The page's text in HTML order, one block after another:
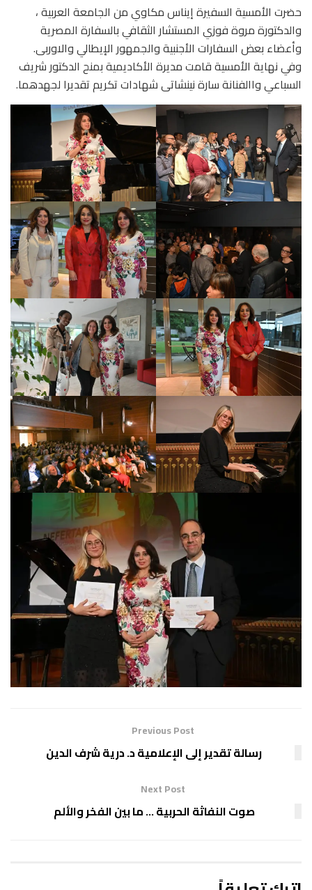
‏حضرت الأمسية السفيرة إيناس مكاوي من الجامعة العربية ،
والدكتورة مروة فوزي المستشار الثقافي بالسفارة المصرية
وأعضاء بعض السفارات الأجنبية والجمهور الإيطالي والاوربى.
وفي نهاية الأمسية قامت مديرة الأكاديمية بمنح الدكتور شريف
السباعي واالفنانة سارة نينشاتى شهادات تكريم تقديرا لجهدهما.
Previous Post
رسالة تقدير إلى الإعلامية د. درية شرف الدين
Next Post
صوت النفاثة الحربية … ما بين الفخر والألم